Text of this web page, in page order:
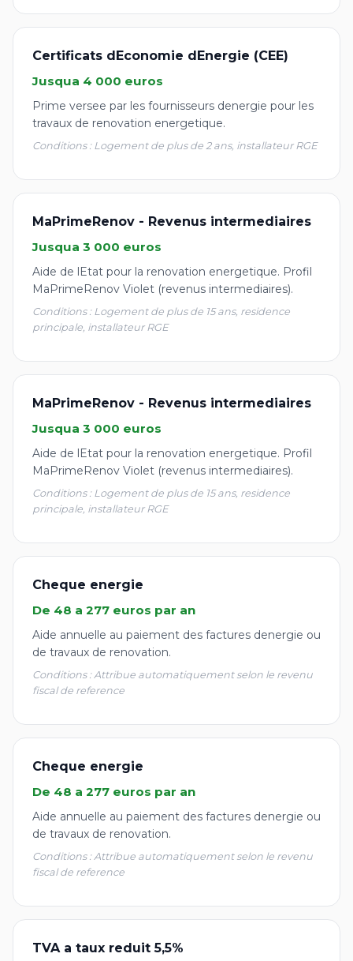
Certificats dEconomie dEnergie (CEE)
Jusqua 4 000 euros
Prime versee par les fournisseurs denergie pour les
travaux de renovation energetique.
Conditions : Logement de plus de 2 ans, installateur RGE
MaPrimeRenov - Revenus intermediaires
Jusqua 3 000 euros
Aide de lEtat pour la renovation energetique. Profil
MaPrimeRenov Violet (revenus intermediaires).
Conditions : Logement de plus de 15 ans, residence
principale, installateur RGE
MaPrimeRenov - Revenus intermediaires
Jusqua 3 000 euros
Aide de lEtat pour la renovation energetique. Profil
MaPrimeRenov Violet (revenus intermediaires).
Conditions : Logement de plus de 15 ans, residence
principale, installateur RGE
Cheque energie
De 48 a 277 euros par an
Aide annuelle au paiement des factures denergie ou
de travaux de renovation.
Conditions : Attribue automatiquement selon le revenu
fiscal de reference
Cheque energie
De 48 a 277 euros par an
Aide annuelle au paiement des factures denergie ou
de travaux de renovation.
Conditions : Attribue automatiquement selon le revenu
fiscal de reference
TVA a taux reduit 5,5%